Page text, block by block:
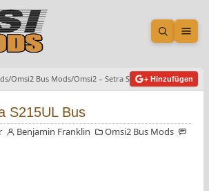
Suche
Omsi2 Bus Mods Omsi2 – Setra S215UL Bus+ Hinzufügen
S215UL Bus
Benjamin Franklin
Omsi2 Bus Mods